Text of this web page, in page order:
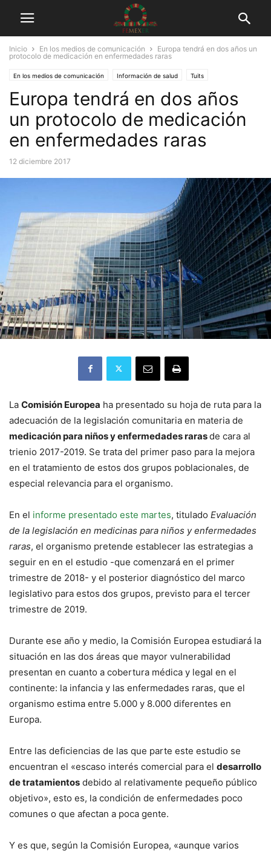
Inicio En los medios de comunicación
Europa tendrá en dos años un
protocolo de medicación en enfermedades raras
En los medios de comunicación Información de salud Tuits
Europa tendrá en dos años
un protocolo de medicación
en enfermedades raras
12 diciembre 2017
La Comisión Europea ha presentado su hoja de ruta para la
adecuación de la legislación comunitaria en materia de
medicación para niños y enfermedades rarasde cara al
trienio 2017-2019. Se trata del primer paso para la mejora
en el tratamiento de estos dos grupos poblacionales, de
especial relevancia para el organismo.
En el informe presentado este martes, titulado Evaluación
de la legislación en medicinas para niños y enfermedades
raras, el organismo pretende establecer las estrategias a
seguir en en el estudio -que comenzará en el primer
trimestre de 2018- y el posterior diagnóstico del marco
legislativo para estos dos grupos, previsto para el tercer
trimestre de 2019.
Durante ese año y medio, la Comisión Europea estudiará la
situación en las dos áreas que mayor vulnerabilidad
presentan en cuanto a cobertura médica y legal en el
continente: la infancia y las enfermedades raras, que el
organismo estima entre 5.000 y 8.000 diferentes en
Europa.
Entre las deficiencias de las que parte este estudio se
encuentran el «escaso interés comercial para el desarrollo
de tratamientos debido al relativamente pequeño público
objetivo», esto es, la condición de enfermedades poco
comunes o que afectan a poca gente.
Y es que, según la Comisión Europea, «aunque varios